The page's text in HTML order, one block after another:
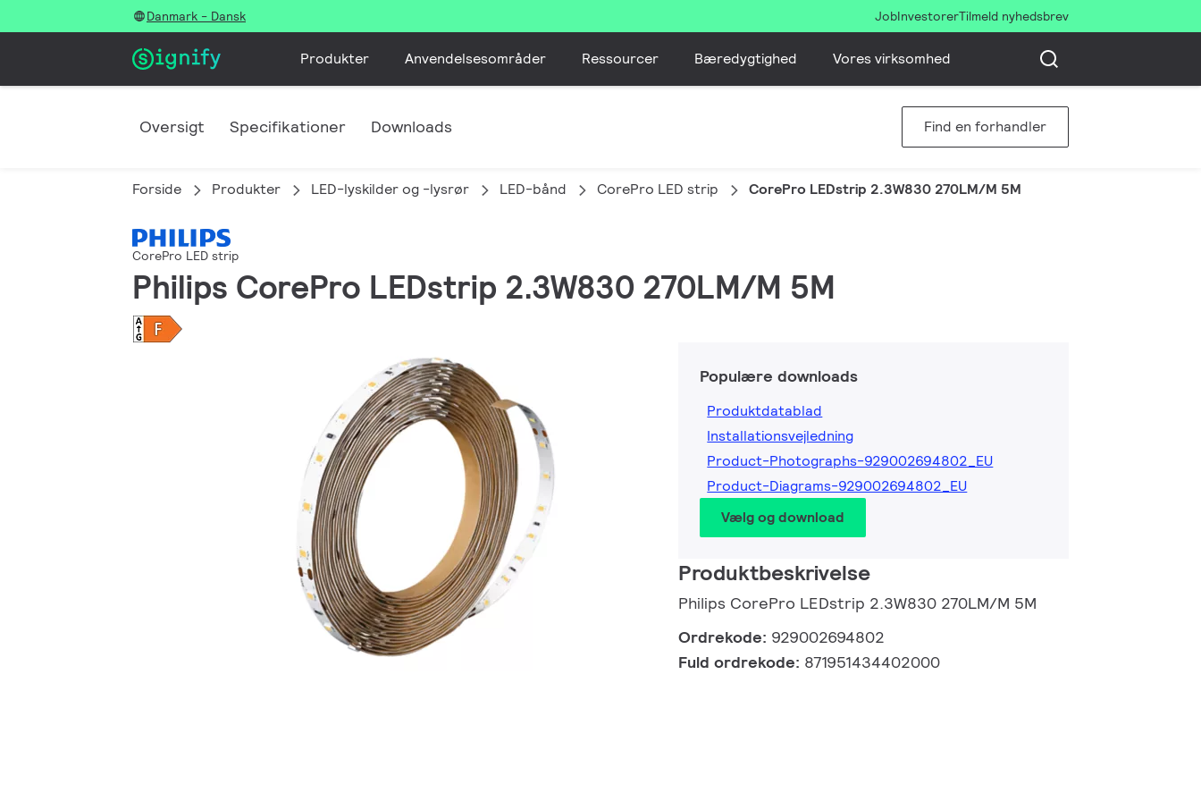
Danmark - Dansk JobInvestorerTilmeld nyhedsbrev
Produkter Anvendelsesområder Ressourcer Bæredygtighed Vores virksomhed
Oversigt Specifikationer Downloads Find en forhandler
Forside Produkter LED-lyskilder og -lysrør LED-bånd CorePro LED strip CorePro LEDstrip 2.3W830 270LM/M 5M
CorePro LED strip
Philips CorePro LEDstrip 2.3W830 270LM/M 5M
Populære downloads
Produktdatablad
Installationsvejledning
Product-Photographs-929002694802_EU
Product-Diagrams-929002694802_EU
Vælg og download
Produktbeskrivelse
Philips CorePro LEDstrip 2.3W830 270LM/M 5M
Ordrekode: 929002694802
Fuld ordrekode: 871951434402000